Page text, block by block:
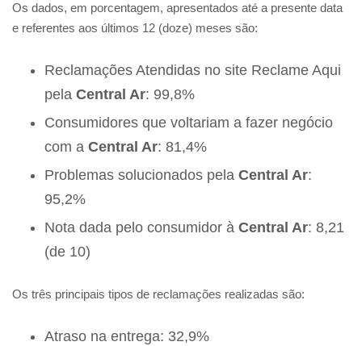
Os dados, em porcentagem, apresentados até a presente data
e referentes aos últimos 12 (doze) meses são:
Reclamações Atendidas no site Reclame Aqui
pela Central Ar: 99,8%
Consumidores que voltariam a fazer negócio
com a Central Ar: 81,4%
Problemas solucionados pela Central Ar:
95,2%
Nota dada pelo consumidor à Central Ar: 8,21
(de 10)
Os três principais tipos de reclamações realizadas são:
Atraso na entrega: 32,9%